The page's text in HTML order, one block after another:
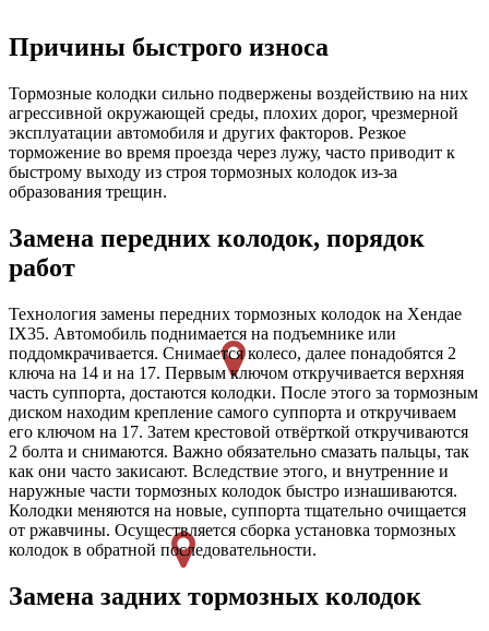
Причины быстрого износа
Тормозные колодки сильно подвержены воздействию на них
агрессивной окружающей среды, плохих дорог, чрезмерной
эксплуатации автомобиля и других факторов. Резкое
торможение во время проезда через лужу, часто приводит к
быстрому выходу из строя тормозных колодок из-за
образования трещин.
Замена передних колодок, порядок
работ
Технология замены передних тормозных колодок на Хендае
IX35. Автомобиль поднимается на подъемнике или
поддомкрачивается. Снимается колесо, далее понадобятся 2
ключа на 14 и на 17. Первым ключом откручивается верхняя
часть суппорта, достаются колодки. После этого за тормозным
диском находим крепление самого суппорта и откручиваем
его ключом на 17. Затем крестовой отвёрткой откручиваются
2 болта и снимаются. Важно обязательно смазать пальцы, так
как они часто закисают. Вследствие этого, и внутренние и
наружные части тормозных колодок быстро изнашиваются.
Колодки меняются на новые, суппорта тщательно очищается
от ржавчины. Осуществляется сборка установка тормозных
колодок в обратной последовательности.
Замена задних тормозных колодок